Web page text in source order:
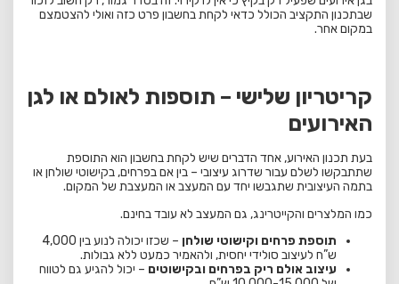
שבתכנון התקציב הכולל כדאי לקחת בחשבון פרט כזה ואולי להצטמצם
במקום אחר.
קריטריון שלישי – תוספות לאולם או לגן
האירועים
בעת תכנון האירוע, אחד הדברים שיש לקחת בחשבון הוא התוספת
שתתבקשו לשלם עבור שדרוג עיצובי – בין אם בפרחים, בקישוטי שולחן או
בתמה העיצובית שתגבשו יחד עם המעצב או המעצבת של המקום.
כמו המלצרים והקייטרינג, גם המעצב לא עובד בחינם.
תוספת פרחים וקישוטי שולחן
– שכזו יכולה לנוע בין 4,000
ש”ח לעיצוב סולידי יחסית, ולהאמיר כמעט ללא גבולות.
עיצוב אולם ריק בפרחים ובקישוטים – יכול להגיע גם לטווח